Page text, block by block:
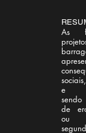
As
e
de
ou